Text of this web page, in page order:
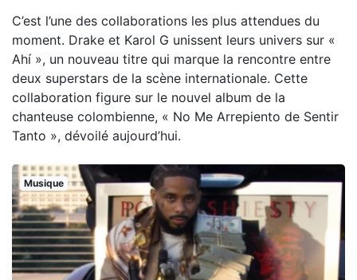
C’est l’une des collaborations les plus attendues du
moment. Drake et Karol G unissent leurs univers sur «
Ahí », un nouveau titre qui marque la rencontre entre
deux superstars de la scène internationale. Cette
collaboration figure sur le nouvel album de la
chanteuse colombienne, « No Me Arrepiento de Sentir
Tanto », dévoilé aujourd’hui.
Musique